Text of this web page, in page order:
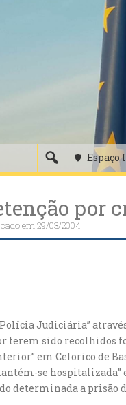
por
em29/03/2004
Judiciária”
terem sido recolhidos
em Celorico de
se hospitalizada”
determinada a prisão